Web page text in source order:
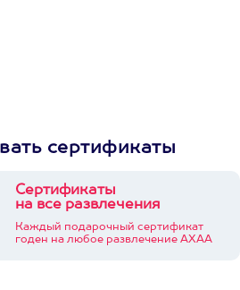
сертификаты
Сертификаты
на все развлечения
Каждый подарочный сертификат
годен на любое развлечение АХАА